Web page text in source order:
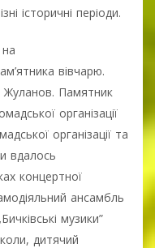
історичні періоди.
вівчарю.
Памятник
організації
організації та
вдалось
концертної
ансамбль
музики”
дитячий